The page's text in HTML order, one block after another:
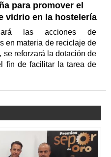
para promover el
vidrio en la hostelería
las acciones de
en materia de reciclaje de
se reforzará la dotación de
fin de facilitar la tarea de